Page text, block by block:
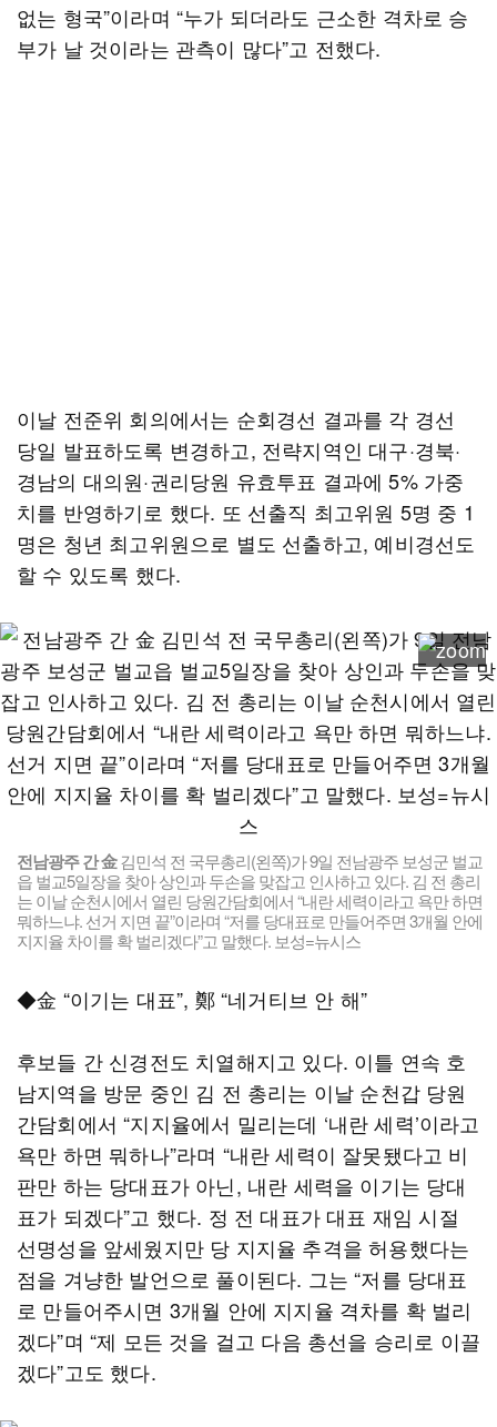
없는 형국”이라며 “누가 되더라도 근소한 격차로 승
부가 날 것이라는 관측이 많다”고 전했다.
이날 전준위 회의에서는 순회경선 결과를 각 경선
당일 발표하도록 변경하고, 전략지역인 대구·경북·
경남의 대의원·권리당원 유효투표 결과에 5% 가중
치를 반영하기로 했다. 또 선출직 최고위원 5명 중 1
명은 청년 최고위원으로 별도 선출하고, 예비경선도
할 수 있도록 했다.
전남광주 간 金김민석 전 국무총리(왼쪽)가 9일 전남광주 보성군 벌교
읍 벌교5일장을 찾아 상인과 두손을 맞잡고 인사하고 있다. 김 전 총리
는 이날 순천시에서 열린 당원간담회에서 “내란 세력이라고 욕만 하면
뭐하느냐. 선거 지면 끝”이라며 “저를 당대표로 만들어주면 3개월 안에
지지율 차이를 확 벌리겠다”고 말했다. 보성=뉴시스
◆金 “이기는 대표”, 鄭 “네거티브 안 해”
후보들 간 신경전도 치열해지고 있다. 이틀 연속 호
남지역을 방문 중인 김 전 총리는 이날 순천갑 당원
간담회에서 “지지율에서 밀리는데 ‘내란 세력’이라고
욕만 하면 뭐하나”라며 “내란 세력이 잘못됐다고 비
판만 하는 당대표가 아닌, 내란 세력을 이기는 당대
표가 되겠다”고 했다. 정 전 대표가 대표 재임 시절
선명성을 앞세웠지만 당 지지율 추격을 허용했다는
점을 겨냥한 발언으로 풀이된다. 그는 “저를 당대표
로 만들어주시면 3개월 안에 지지율 격차를 확 벌리
겠다”며 “제 모든 것을 걸고 다음 총선을 승리로 이끌
겠다”고도 했다.